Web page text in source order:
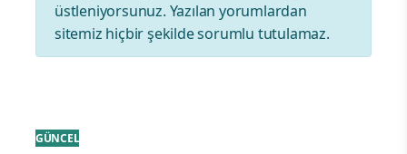
üstleniyorsunuz. Yazılan yorumlardan
sitemiz hiçbir şekilde sorumlu tutulamaz.
GÜNCEL